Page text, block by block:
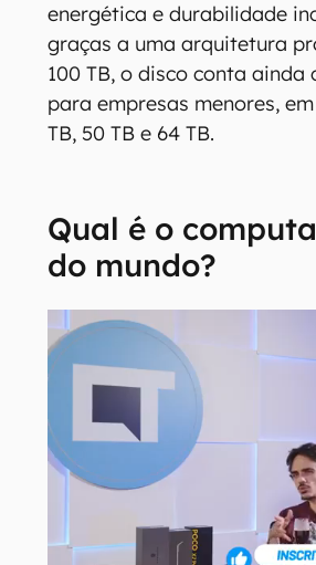
energética e durabilidade
graças a uma arquitetura
100 TB, o disco conta ainda
para empresas menores,
TB, 50 TB e 64 TB.
Qual é o
do mundo?